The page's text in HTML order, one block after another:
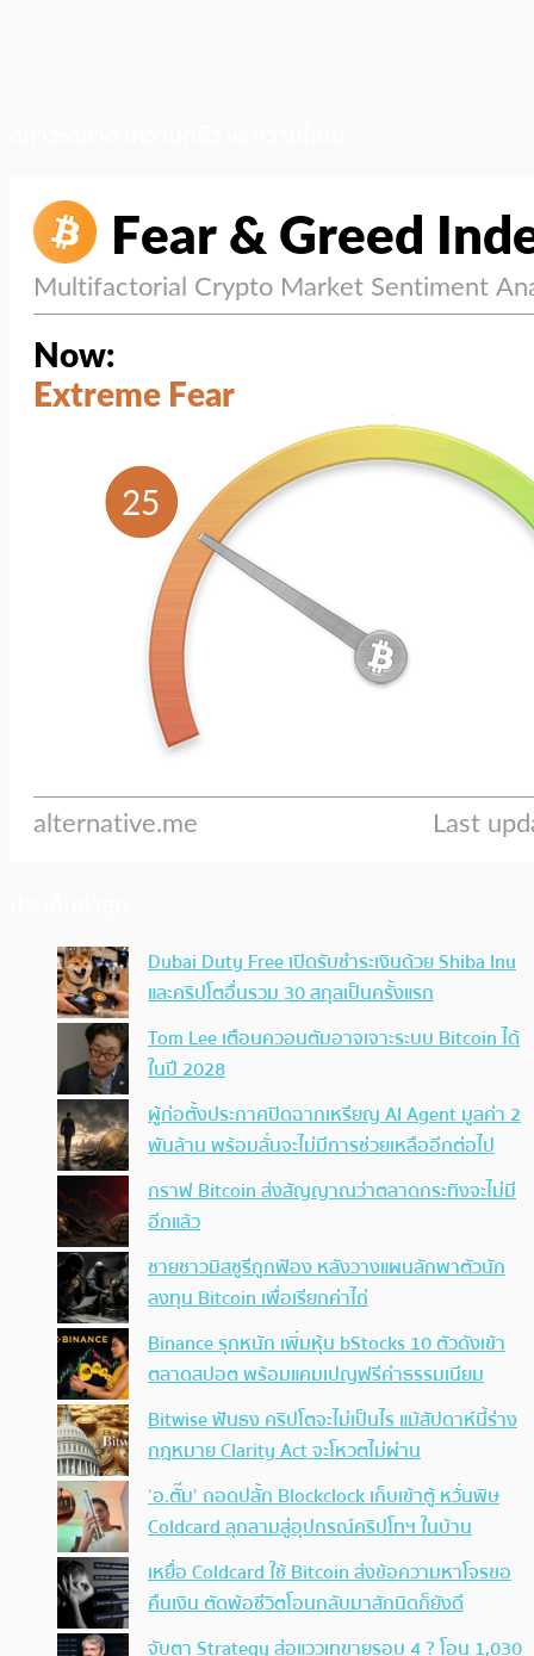
Dubai Duty Free เปิดรับชำระเงินด้วย Shiba Inu
และคริปโตอื่นรวม 30 สกุลเป็นครั้งแรก
Tom Lee เตือนควอนตัมอาจเจาะระบบ Bitcoin ได้
ในปี 2028
ผู้ก่อตั้งประกาศปิดฉากเหรียญ AI Agent มูลค่า 2
พันล้าน พร้อมลั่นจะไม่มีการช่วยเหลืออีกต่อไป
กราฟ Bitcoin ส่งสัญญาณว่าตลาดกระทิงจะไม่มี
อีกแล้ว
ชายชาวมิสซูรีถูกฟ้อง หลังวางแผนลักพาตัวนัก
ลงทุน Bitcoin เพื่อเรียกค่าไถ่
Binance รุกหนัก เพิ่มหุ้น bStocks 10 ตัวดังเข้า
ตลาดสปอต พร้อมแคมเปญฟรีค่าธรรมเนียม
Bitwise ฟันธง คริปโตจะไม่เป็นไร แม้สัปดาห์นี้ร่าง
กฎหมาย Clarity Act จะโหวตไม่ผ่าน
‘อ.ตั๊ม’ ถอดปลั้ก Blockclock เก็บเข้าตู้ หวั่นพิษ
Coldcard ลุกลามสู่อุปกรณ์คริปโทฯ ในบ้าน
เหยื่อ Coldcard ใช้ Bitcoin ส่งข้อความหาโจรขอ
คืนเงิน ตัดพ้อชีวิตโอนกลับมาสักนิดก็ยังดี
จับตา Strategy ส่อแววเทขายรอบ 4 ? โอน 1,030